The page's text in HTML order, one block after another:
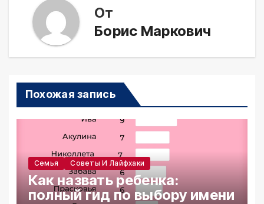
От
Борис Маркович
Похожая запись
Семья Советы И Лайфхаки
Как назвать ребенка:
полный гид по выбору имени